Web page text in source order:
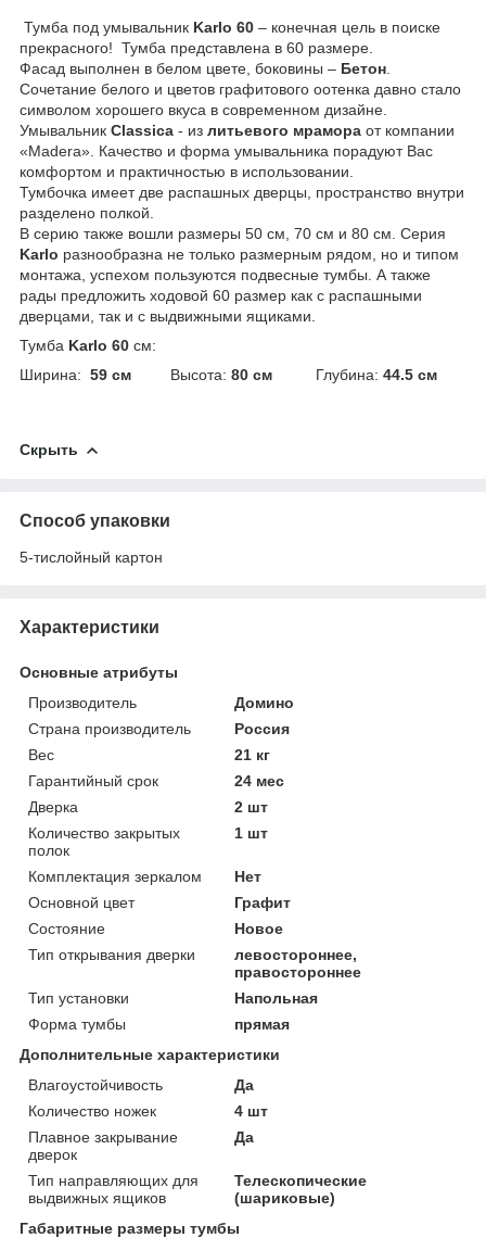
Тумба под умывальник Karlo 60 – конечная цель в поиске
прекрасного! Тумба представлена в 60 размере.
Фасад выполнен в белом цвете, боковины – Бетон
Сочетание белого и цветов графитового оотенка давно стало
символом хорошего вкуса в современном дизайне.
Умывальник Classica - из литьевого мрамора от компании
«Madera». Качество и форма умывальника порадуют Вас
комфортом и практичностью в использовании.
Тумбочка имеет две распашных дверцы, пространство внутри
разделено полкой.
В серию также вошли размеры 50 см, 70 см и 80 см. Серия
Karlo разнообразна не только размерным рядом, но и типом
монтажа, успехом пользуются подвесные тумбы. А также
рады предложить ходовой 60 размер как с распашными
дверцами, так и с выдвижными ящиками.
Тумба Karlo 60 см:
Ширина: 59 см Высота: 80 см Глубина: 44.5 см
Скрыть
Способ упаковки
5-тислойный картон
Характеристики
Основные атрибуты
Производитель
Домино
Страна производитель
Россия
Вес
21 кг
Гарантийный срок
24 мес
Дверка
2 шт
Количество закрытых
полок
1 шт
Комплектация зеркалом
Нет
Основной цвет
Графит
Состояние
Новое
Тип открывания дверки
левостороннее,
правостороннее
Тип установки
Напольная
Форма тумбы
прямая
Дополнительные характеристики
Влагоустойчивость
Да
Количество ножек
4 шт
Плавное закрывание
дверок
Да
Тип направляющих для
выдвижных ящиков
Телескопические
(шариковые)
Габаритные размеры тумбы